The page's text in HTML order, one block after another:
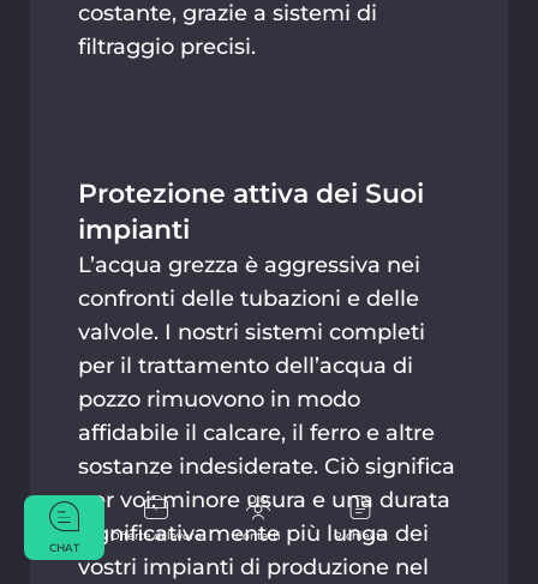
Offerte di lavoro Contatti
Richiesta
CHAT
costante, grazie a sistemi di
filtraggio precisi.
Protezione attiva dei Suoi
impianti
L’acqua grezza è aggressiva nei
confronti delle tubazioni e delle
valvole. I nostri sistemi completi
per il trattamento dell’acqua di
pozzo rimuovono in modo
affidabile il calcare, il ferro e altre
sostanze indesiderate. Ciò significa
per voi: minore usura e una durata
significativamente più lunga dei
vostri impianti di produzione nel